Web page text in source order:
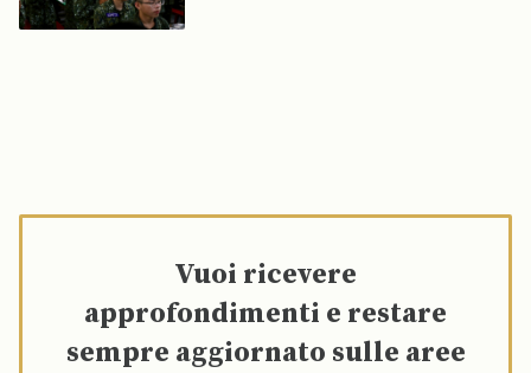
Vuoi ricevere
approfondimenti e restare
sempre aggiornato sulle aree